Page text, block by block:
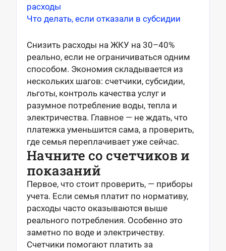
расходы
Что делать, если отказали в субсидии
Снизить расходы на ЖКУ на 30–40%
реально, если не ограничиваться одним
способом. Экономия складывается из
нескольких шагов: счетчики, субсидии,
льготы, контроль качества услуг и
разумное потребление воды, тепла и
электричества. Главное — не ждать, что
платежка уменьшится сама, а проверить,
где семья переплачивает уже сейчас.
Начните со счетчиков и
показаний
Первое, что стоит проверить, — приборы
учета. Если семья платит по нормативу,
расходы часто оказываются выше
реального потребления. Особенно это
заметно по воде и электричеству.
Счетчики помогают платить за